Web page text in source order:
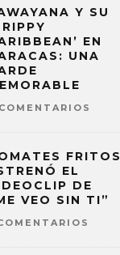
Y SU
EN
UNA
FRITOS
EL
DE
VEO SIN TI”